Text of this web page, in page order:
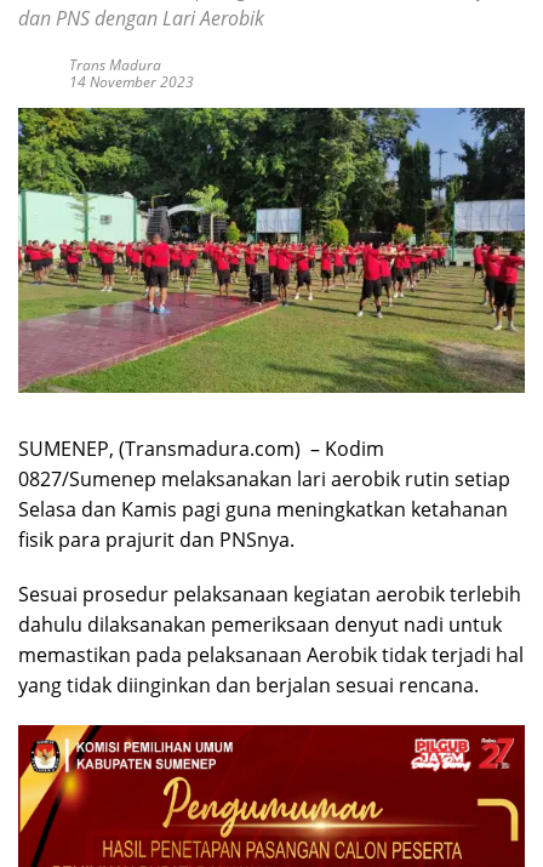
dan PNS dengan Lari Aerobik
Trans Madura
14 November 2023
SUMENEP, (Transmadura.com) – Kodim
0827/Sumenep melaksanakan lari aerobik rutin setiap
Selasa dan Kamis pagi guna meningkatkan ketahanan
fisik para prajurit dan PNSnya.
Sesuai prosedur pelaksanaan kegiatan aerobik terlebih
dahulu dilaksanakan pemeriksaan denyut nadi untuk
memastikan pada pelaksanaan Aerobik tidak terjadi hal
yang tidak diinginkan dan berjalan sesuai rencana.